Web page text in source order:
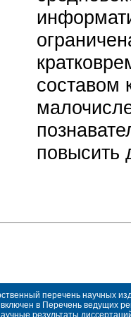
составом
повысить
перечень научных
в Перечень ведущих
результаты